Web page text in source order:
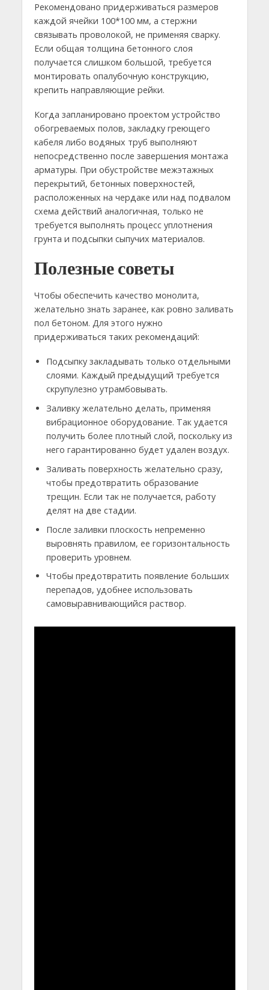
Рекомендовано придерживаться размеров
каждой ячейки 100*100 мм, а стержни
связывать проволокой, не применяя сварку.
Если общая толщина бетонного слоя
получается слишком большой, требуется
монтировать опалубочную конструкцию,
крепить направляющие рейки.
Когда запланировано проектом устройство
обогреваемых полов, закладку греющего
кабеля либо водяных труб выполняют
непосредственно после завершения монтажа
арматуры. При обустройстве межэтажных
перекрытий, бетонных поверхностей,
расположенных на чердаке или над подвалом
схема действий аналогичная, только не
требуется выполнять процесс уплотнения
грунта и подсыпки сыпучих материалов.
Полезные советы
Чтобы обеспечить качество монолита,
желательно знать заранее, как ровно заливать
пол бетоном. Для этого нужно
придерживаться таких рекомендаций:
Подсыпку закладывать только отдельными
слоями. Каждый предыдущий требуется
скрупулезно утрамбовывать.
Заливку желательно делать, применяя
вибрационное оборудование. Так удается
получить более плотный слой, поскольку из
него гарантированно будет удален воздух.
Заливать поверхность желательно сразу,
чтобы предотвратить образование
трещин. Если так не получается, работу
делят на две стадии.
После заливки плоскость непременно
выровнять правилом, ее горизонтальность
проверить уровнем.
Чтобы предотвратить появление больших
перепадов, удобнее использовать
самовыравнивающийся раствор.